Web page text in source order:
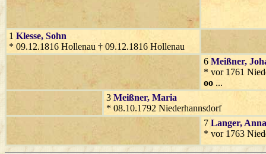
1 Klesse, Sohn
* 09.12.1816 Hollenau † 09.12.1816 Hollenau
6 Meißner,
* vor 1761
oo ...
3 Meißner, Maria
* 08.10.1792 Niederhannsdorf
7 Langer,
* vor 1763